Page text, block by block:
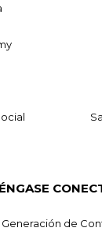
Generación de